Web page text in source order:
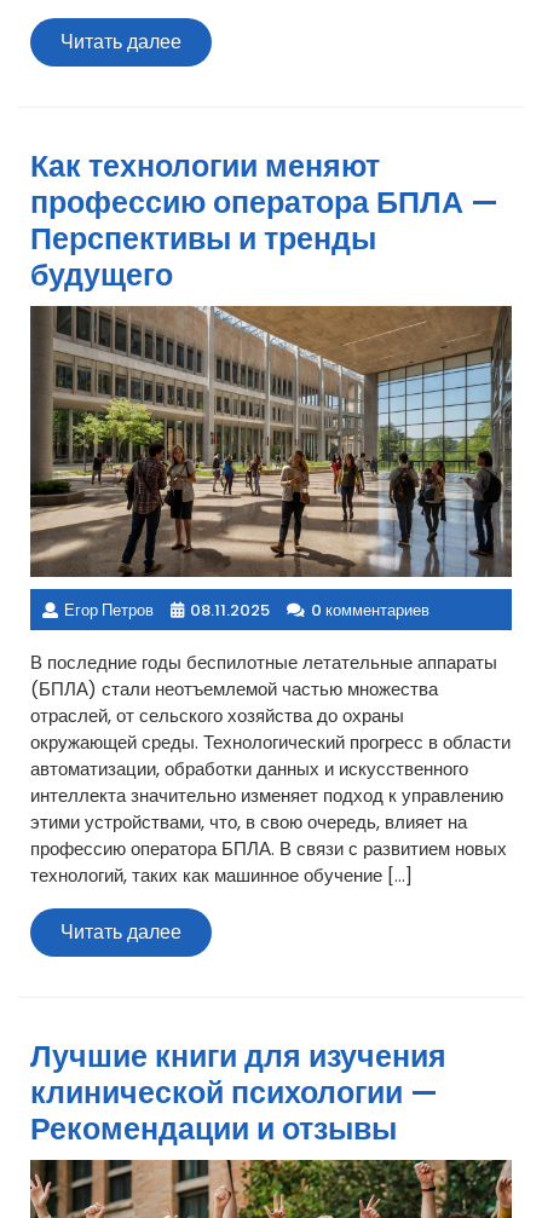
Читать далееЧитать
далее
Как технологии меняют
профессию оператора БПЛА —
Перспективы и тренды
будущего
Егор Петров 08.11.2025 0 комментариев
В последние годы беспилотные летательные аппараты
(БПЛА) стали неотъемлемой частью множества
отраслей, от сельского хозяйства до охраны
окружающей среды. Технологический прогресс в области
автоматизации, обработки данных и искусственного
интеллекта значительно изменяет подход к управлению
этими устройствами, что, в свою очередь, влияет на
профессию оператора БПЛА. В связи с развитием новых
технологий, таких как машинное обучение […]
Читать далееЧитать
далее
Лучшие книги для изучения
клинической психологии —
Рекомендации и отзывы